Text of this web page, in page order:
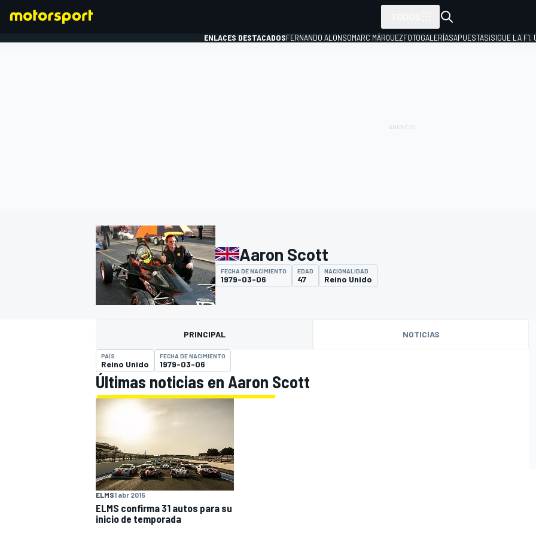
INDYCAR
WEC FÓRMULA E
ENLACES DESTACADOSFERNANDO ALONSOMARC MÁRQUEZFOTOGALERÍASAPUESTAS¡SIGUE LA F1,
Aaron Scott
FECHA DE NACIMIENTO
1979-03-06
EDAD
47
NACIONALIDAD
Reino Unido
PRINCIPAL NOTICIAS
PAÍS
Reino Unido
FECHA DE NACIMIENTO
1979-03-06
Últimas noticias en Aaron Scott
ELMS1 abr 2015
ELMS confirma 31 autos para su
inicio de temporada